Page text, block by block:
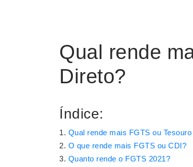
Qual rende
Direto?
Índice:
Qual rende mais FGTS ou
O que rende mais FGTS ou CDI?
Quanto rende o FGTS 2021?